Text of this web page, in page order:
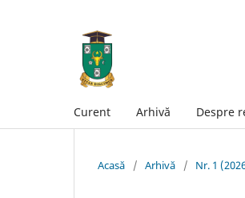
Curent Arhivă Despre
Acasă / Arhivă / Nr. 1